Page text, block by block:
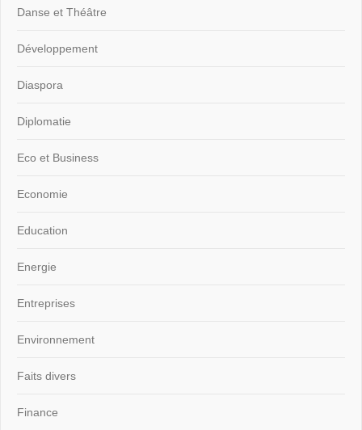
Danse et Théâtre
Développement
Diaspora
Diplomatie
Eco et Business
Economie
Education
Energie
Entreprises
Environnement
Faits divers
Finance